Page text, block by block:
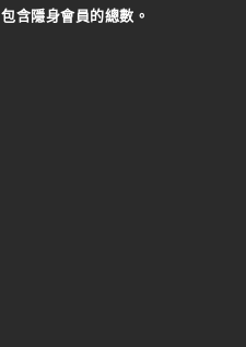
包含隱身會員的總數。